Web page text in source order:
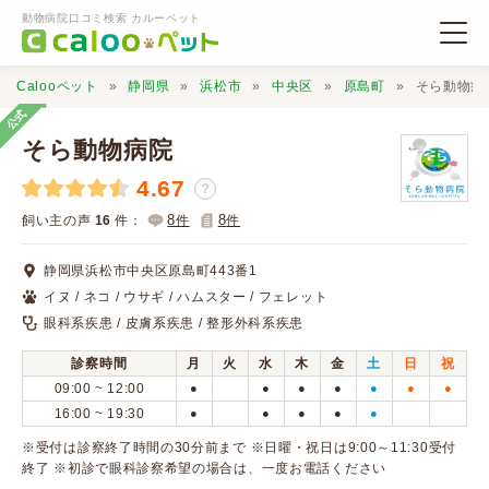
動物病院口コミ検索 カルーペット
動物病院検索
口コミ検索
Calooペットとは？
口コミ投稿
Calooペット 静岡県 浜松市 中央区 原島町 そら動物病
公式
そら動物病院
4.67 ？
飼い主の声 16 件： 8件 8件
静岡県浜松市中央区原島町443番1
イヌ / ネコ / ウサギ / ハムスター / フェレット
眼科系疾患 / 皮膚系疾患 / 整形外科系疾患
診察時間 月 火 水 木 金 土 日
祝
09:00 ~ 12:00
● ● ● ● ● ● ●
16:00 ~ 19:30 ● ● ● ● ●
※受付は診察終了時間の30分前まで ※日曜・祝日は9:00～11:30受付
終了 ※初診で眼科診察希望の場合は、一度お電話ください